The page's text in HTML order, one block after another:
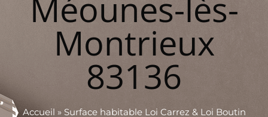
Montrieux
83136
Accueil » Surface habitable Loi Carrez & Loi Boutin